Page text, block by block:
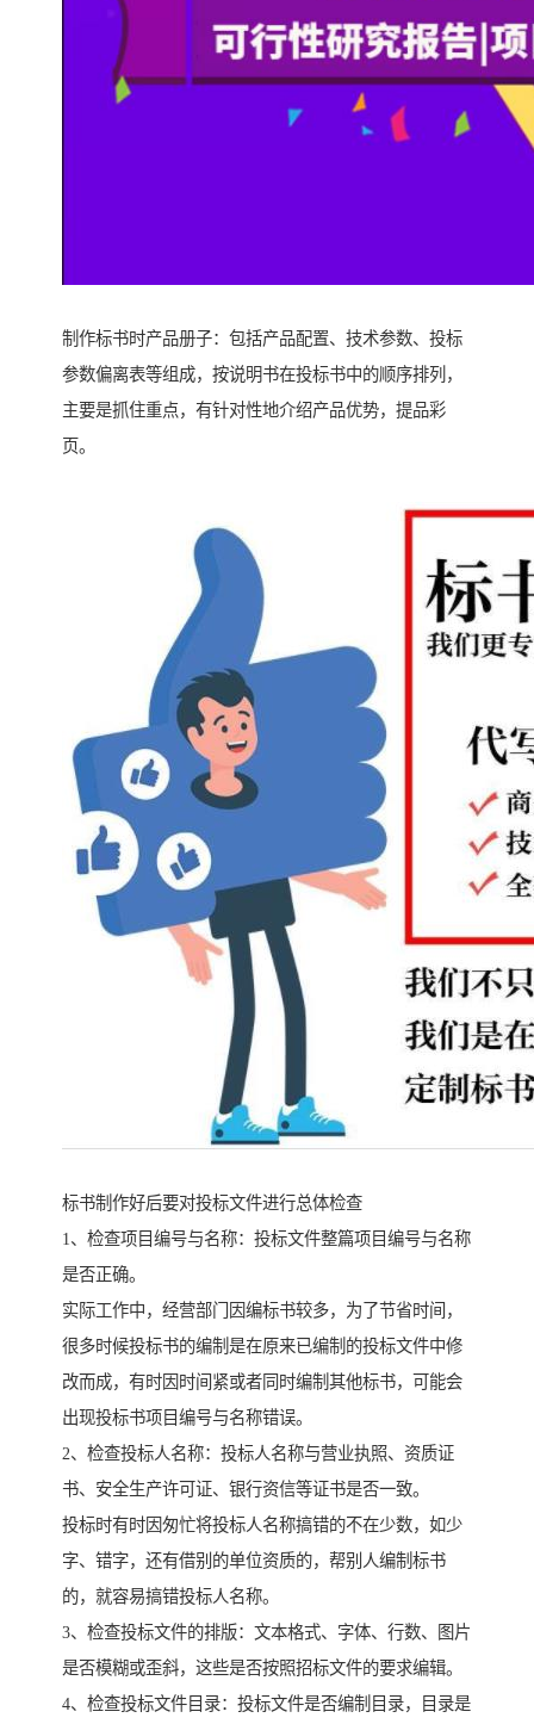
制作标书时产品册子：包括产品配置、技术参数、投标
参数偏离表等组成，按说明书在投标书中的顺序排列，
主要是抓住重点，有针对性地介绍产品优势，提品彩
页。
标书制作好后要对投标文件进行总体检查
1、检查项目编号与名称：投标文件整篇项目编号与名称
是否正确。
实际工作中，经营部门因编标书较多，为了节省时间，
很多时候投标书的编制是在原来已编制的投标文件中修
改而成，有时因时间紧或者同时编制其他标书，可能会
出现投标书项目编号与名称错误。
2、检查投标人名称：投标人名称与营业执照、资质证
书、安全生产许可证、银行资信等证书是否一致。
投标时有时因匆忙将投标人名称搞错的不在少数，如少
字、错字，还有借别的单位资质的，帮别人编制标书
的，就容易搞错投标人名称。
3、检查投标文件的排版：文本格式、字体、行数、图片
是否模糊或歪斜，这些是否按照招标文件的要求编辑。
4、检查投标文件目录：投标文件是否编制目录，目录是